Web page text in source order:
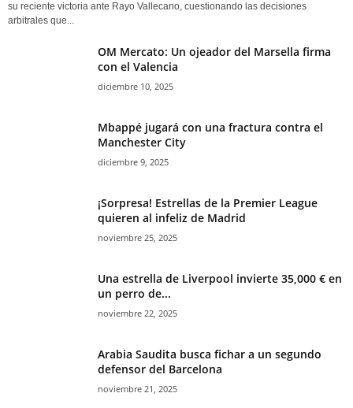
su reciente victoria ante Rayo Vallecano, cuestionando las decisiones
arbitrales que...
OM Mercato: Un ojeador del Marsella firma
con el Valencia
diciembre 10, 2025
Mbappé jugará con una fractura contra el
Manchester City
diciembre 9, 2025
¡Sorpresa! Estrellas de la Premier League
quieren al infeliz de Madrid
noviembre 25, 2025
Una estrella de Liverpool invierte 35,000 € en
un perro de...
noviembre 22, 2025
Arabia Saudita busca fichar a un segundo
defensor del Barcelona
noviembre 21, 2025